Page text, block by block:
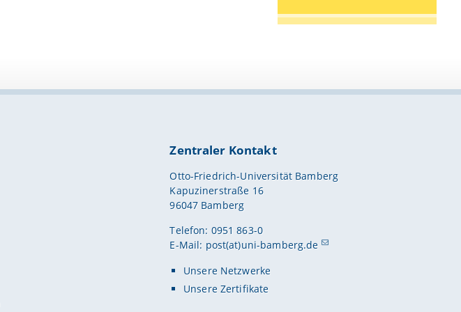
Zentraler Kontakt
Otto-Friedrich-Universität Bamberg
Kapuzinerstraße 16
96047 Bamberg
Telefon: 0951 863-0
E-Mail: post(at)uni-bamberg.de
Unsere Netzwerke
Unsere Zertifikate